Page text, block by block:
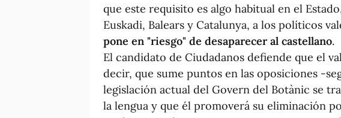
que este requisito es algo habitual en el
Euskadi, Balears y Catalunya, a los políticos
pone en "riesgo" de desaparecer al castellano.
El candidato de Ciudadanos defiende que el
decir, que sume puntos en las oposiciones -
legislación actual del Govern del Botànic se
la lengua y que él promoverá su eliminación